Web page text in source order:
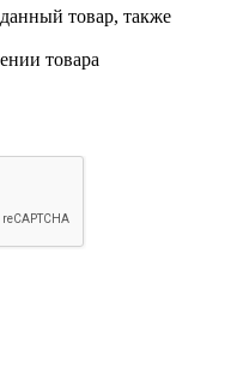
товар, также
товара